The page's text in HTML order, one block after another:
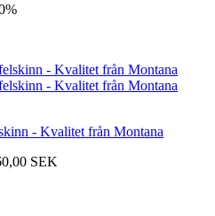
- Kvalitet från Montana
SEK